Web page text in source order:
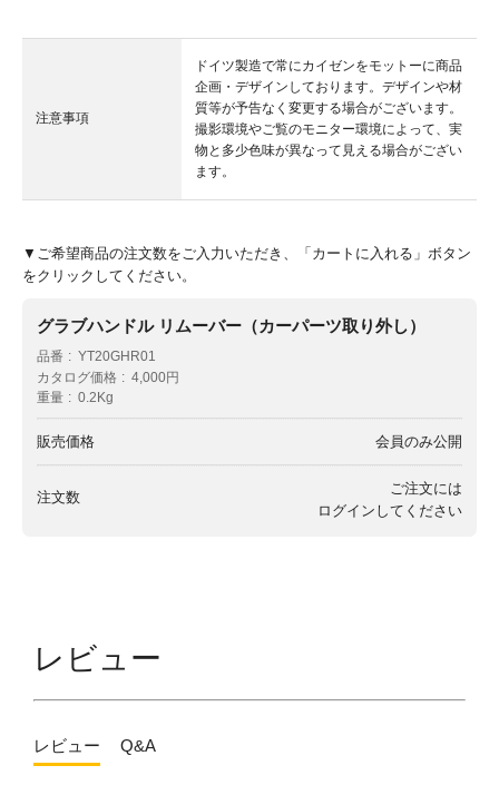
注意事項
ドイツ製造で常にカイゼンをモットーに商品
企画・デザインしております。デザインや材
質等が予告なく変更する場合がございます。
撮影環境やご覧のモニター環境によって、実
物と多少色味が異なって見える場合がござい
ます。
▼ご希望商品の注文数をご入力いただき、「カートに入れる」ボタン
をクリックしてください。
グラブハンドル リムーバー（カーパーツ取り外し）
品番
YT20GHR01
カタログ価格
4,000円
重量
0.2Kg
販売価格 会員のみ公開
注文数
ご注文には
ログイン してください
レビュー
レビュー Q&A